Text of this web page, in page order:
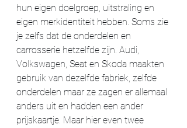
hun eigen doelgroep, uitstraling en
eigen merkidentiteit hebben. Soms zie
je zelfs dat de onderdelen en
carrosserie hetzelfde zijn. Audi,
Volkswagen, Seat en Skoda maakten
gebruik van dezelfde fabriek, zelfde
onderdelen maar ze zagen er allemaal
anders uit en hadden een ander
prijskaartje. Maar hier even twee